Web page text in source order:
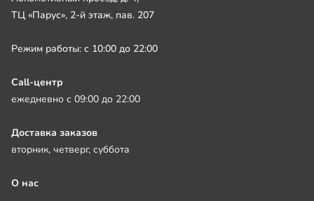
ТЦ «Парус», 2-й этаж, пав. 207
Режим работы: с 10:00 до 22:00
Call-центр
ежедневно с 09:00 до 22:00
Доставка заказов
вторник, четверг, суббота
О нас